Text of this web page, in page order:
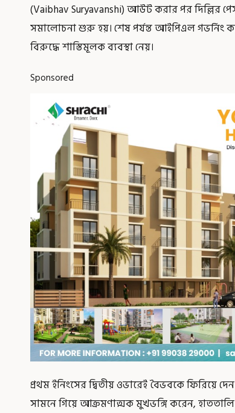
(Vaibhav Suryavanshi) আউট করার পর দিল্লির
সমালোচনা শুরু হয়। শেষ পর্যন্ত আইপিএল গভর্নিং
বিরুদ্ধে শাস্তিমূলক ব্যবস্থা নেয়।
Sponsored
প্রথম ইনিংসের দ্বিতীয় ওভারেই বৈভবকে ফিরিয়ে
সামনে গিয়ে আক্রমণাত্মক মুখভঙ্গি করেন,